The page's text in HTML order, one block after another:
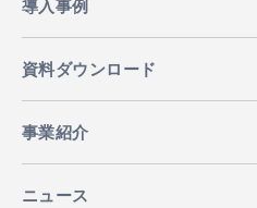
導入事例
資料ダウンロード
事業紹介
ニュース